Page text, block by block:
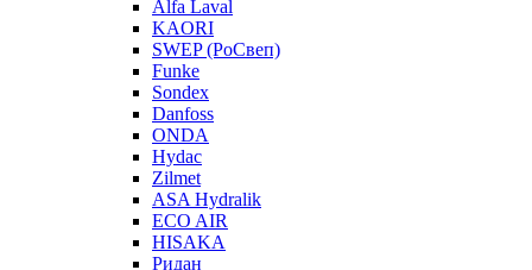
Alfa Laval
KAORI
SWEP (РоСвеп)
Funke
Sondex
Danfoss
ONDA
Hydac
Zilmet
ASA Hydralik
ECO AIR
HISAKA
Ридан